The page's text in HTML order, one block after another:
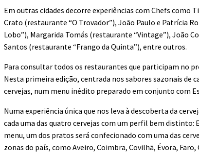
Em outras cidades decorre experiências com Chefs como
Crato (restaurante “O Trovador”), João Paulo e Patrícia
Lobo”), Margarida Tomás (restaurante “Vintage”), João
Santos (restaurante “Frango da Quinta”), entre outros.
Para consultar todos os restaurantes que participam no
Nesta primeira edição, centrada nos sabores sazonais de
cervejas, num menu inédito preparado em conjunto com
Numa experiência única que nos leva à descoberta da
cada uma das quatro cervejas com um perfil bem distinto:
menu, um dos pratos será confecionado com uma das
zonas do país, como Aveiro, Coimbra, Covilhã, Évora,